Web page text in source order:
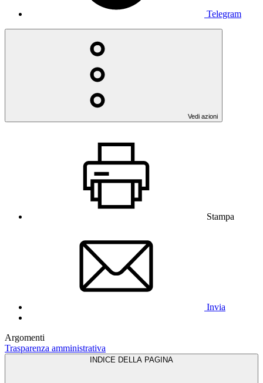
Telegram
Vedi azioni
Stampa
Invia
Argomenti
Trasparenza amministrativa
INDICE DELLA PAGINA